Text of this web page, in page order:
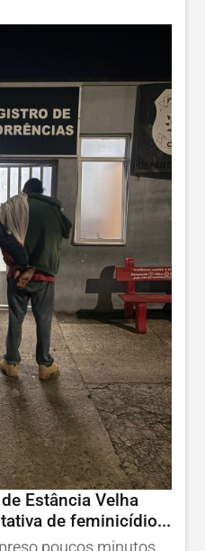
Estância Velha
de feminicídio...